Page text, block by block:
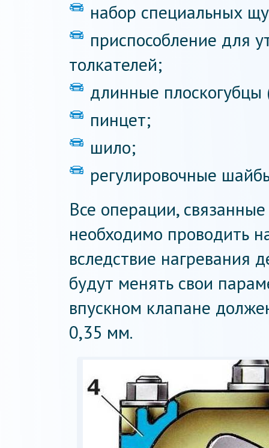
набор специальных
приспособление для
толкателей;
длинные
пинцет;
шило;
регулировочные
Все операции,
необходимо проводить
вследствие нагревания
будут менять свои
впускном клапане
0,35 мм.